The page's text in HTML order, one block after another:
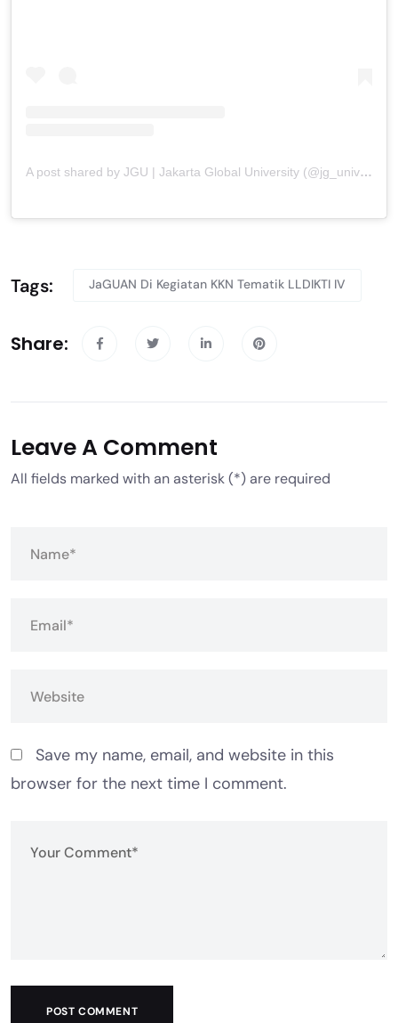
A post shared by JGU | Jakarta Global University (@jg_university)
Tags: JaGUAN Di Kegiatan KKN Tematik LLDIKTI IV
Share:
Leave A Comment
All fields marked with an asterisk (*) are required
Save my name, email, and website in this
browser for the next time I comment.
POST COMMENT